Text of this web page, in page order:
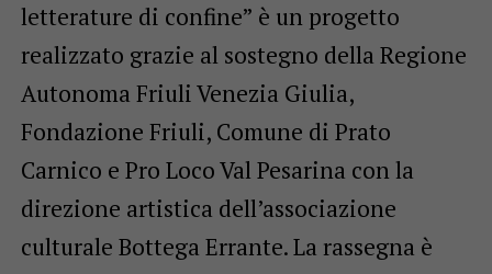
letterature di confine” è un progetto
realizzato grazie al sostegno della Regione
Autonoma Friuli Venezia Giulia,
Fondazione Friuli, Comune di Prato
Carnico e Pro Loco Val Pesarina con la
direzione artistica dell’associazione
culturale Bottega Errante. La rassegna è